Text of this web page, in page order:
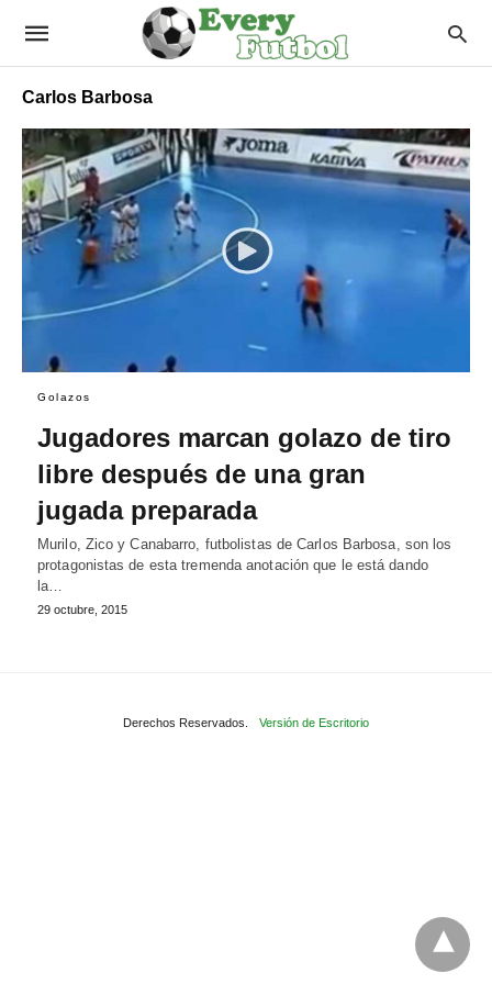
Carlos Barbosa
Golazos
Jugadores marcan golazo de tiro
libre después de una gran
jugada preparada
Murilo, Zico y Canabarro, futbolistas de Carlos Barbosa, son los
protagonistas de esta tremenda anotación que le está dando
la…
29 octubre, 2015
Derechos Reservados. Versión de Escritorio